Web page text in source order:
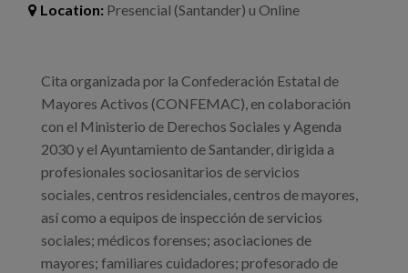
Location: Presencial (Santander) u Online
Cita organizada por la Confederación Estatal de
Mayores Activos (CONFEMAC), en colaboración
con el Ministerio de Derechos Sociales y Agenda
2030 y el Ayuntamiento de Santander, dirigida a
profesionales sociosanitarios de servicios
sociales, centros residenciales, centros de mayores,
así como a equipos de inspección de servicios
sociales; médicos forenses; asociaciones de
mayores; familiares cuidadores; profesorado de